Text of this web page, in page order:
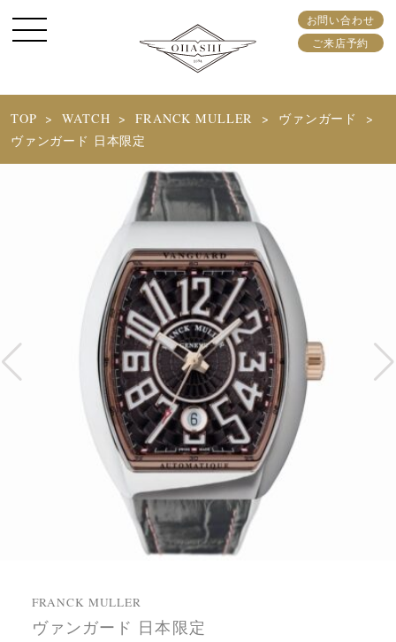
お問い合わせ
ご来店予約
TOP WATCH FRANCK MULLER
ヴァンガード
ヴァンガード 日本限定
FRANCK MULLER
ヴァンガード 日本限定